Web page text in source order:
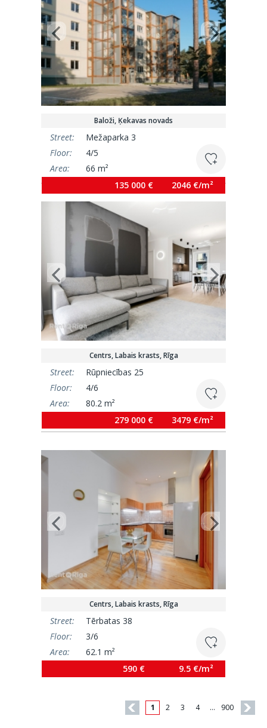
Baloži, Ķekavas novads
Street:
Mežaparka 3
Floor:
4/5
Area:
66 m²
135 000 €
2046 €/m²
Centrs, Labais krasts, Rīga
Street:
Rūpniecības 25
Floor:
4/6
Area:
80.2 m²
279 000 €
3479 €/m²
Centrs, Labais krasts, Rīga
Street:
Tērbatas 38
Floor:
3/6
Area:
62.1 m²
590 €
9.5 €/m²
1 2 3 4 … 900